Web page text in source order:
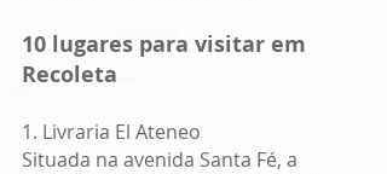
10 lugares para visitar em
Recoleta
1. Livraria El Ateneo
Situada na avenida Santa Fé, a